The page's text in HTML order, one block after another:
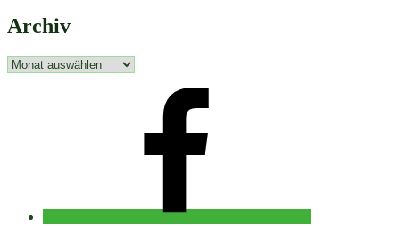
Archiv
Archiv